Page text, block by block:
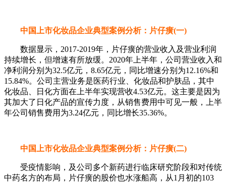
中国上市化妆品企业典型案例分析：片仔癀(一)
数据显示，2017-2019年，片仔癀的营业收入及营业利润
持续增长，但增速有所放缓。2020年上半年，公司营业收入和
净利润分别为32.5亿元，8.65亿元，同比增速分别为12.16%和
15.84%。公司主营业务是医药行业、化妆品和护肤品，其中
化妆品、日化方面在上半年实现营收4.53亿元。这主要是因为
其加大了日化产品的宣传力度，从销售费用中可见一般，上半
年公司销售费用为3.24亿元，同比增长35.36%。
中国上市化妆品企业典型案例分析：片仔癀(二)
受疫情影响，及公司多个新药进行临床研究阶段和对传统
中药名方的布局，片仔癀的股价也水涨船高，从1月初的103